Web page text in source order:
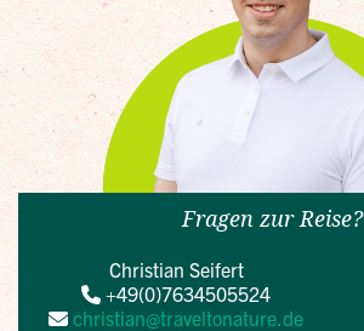
Fragen zur Reise?
Christian Seifert
+49(0)7634505524
christian@traveltonature.de